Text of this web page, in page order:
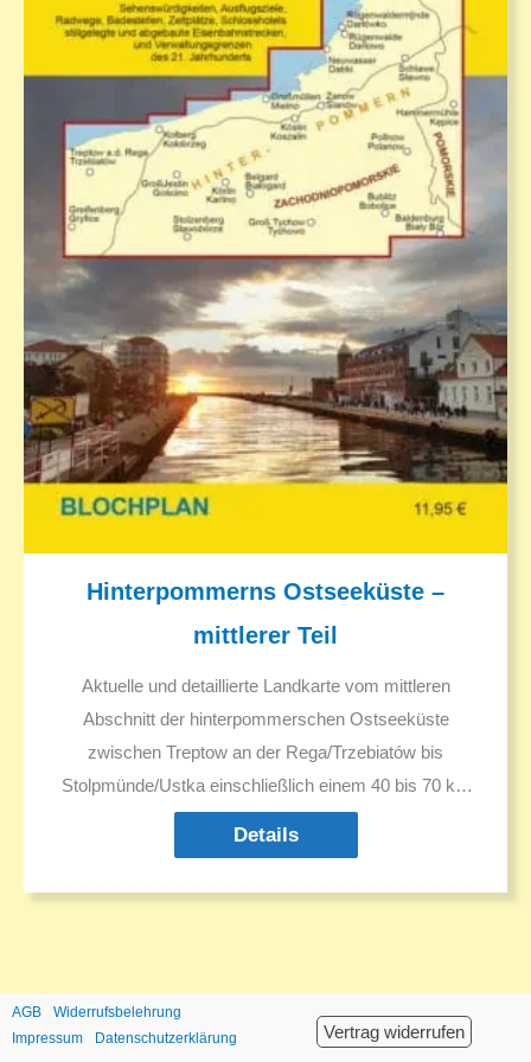
Hinterpommerns Ostseeküste –
mittlerer Teil
Aktuelle und detaillierte Landkarte vom mittleren
Abschnitt der hinterpommerschen Ostseeküste
zwischen Treptow an der Rega/Trzebiatów bis
Stolpmünde/Ustka einschließlich einem 40 bis 70 km
breiten Streifen des Hinterlandes um die Städte
Kolberg/Kolobrzeg und Köslin/Koszalin.
Details
AGB
Widerrufsbelehrung
Impressum
Datenschutzerklärung Vertrag widerrufen